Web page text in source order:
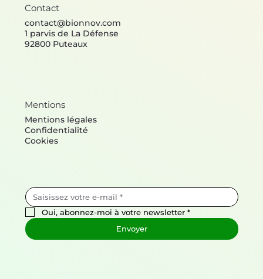
Oui, abonnez-moi à votre newsletter *
Envoyer
Contact
contact@bionnov.com
1 parvis de La Défense
92800 Puteaux
Mentions
Mentions légales
Confidentialité
Cookies